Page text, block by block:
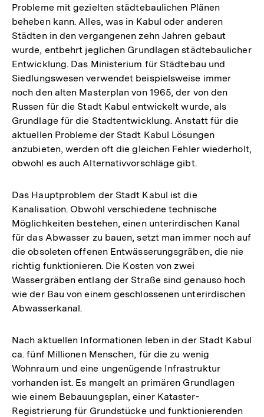
Probleme mit gezielten städtebaulichen Plänen
beheben kann. Alles, was in Kabul oder anderen
Städten in den vergangenen zehn Jahren gebaut
wurde, entbehrt jeglichen Grundlagen städtebaulicher
Entwicklung. Das Ministerium für Städtebau und
Siedlungswesen verwendet beispielsweise immer
noch den alten Masterplan von 1965, der von den
Russen für die Stadt Kabul entwickelt wurde, als
Grundlage für die Stadtentwicklung. Anstatt für die
aktuellen Probleme der Stadt Kabul Lösungen
anzubieten, werden oft die gleichen Fehler wiederholt,
obwohl es auch Alternativvorschläge gibt.
Das Hauptproblem der Stadt Kabul ist die
Kanalisation. Obwohl verschiedene technische
Möglichkeiten bestehen, einen unterirdischen Kanal
für das Abwasser zu bauen, setzt man immer noch auf
die obsoleten offenen Entwässerungsgräben, die nie
richtig funktionieren. Die Kosten von zwei
Wassergräben entlang der Straße sind genauso hoch
wie der Bau von einem geschlossenen unterirdischen
Abwasserkanal.
Nach aktuellen Informationen leben in der Stadt Kabul
ca. fünf Millionen Menschen, für die zu wenig
Wohnraum und eine ungenügende Infrastruktur
vorhanden ist. Es mangelt an primären Grundlagen
wie einem Bebauungsplan, einer Kataster-
Registrierung für Grundstücke und funktionierenden